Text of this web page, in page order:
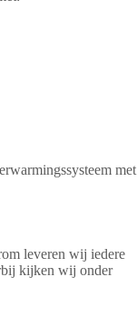
met
leveren wij iedere
kijken wij onder